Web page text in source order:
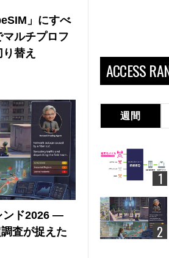
」にすべ
ルチプロフ
替え
ンド2026 ―
査が捉えた
ACCESS
週間